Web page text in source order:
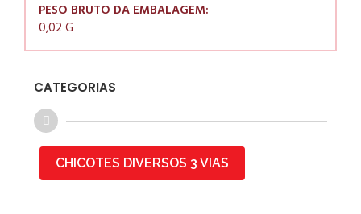
PESO BRUTO DA EMBALAGEM:
0,02 G
CATEGORIAS
CHICOTES DIVERSOS 3 VIAS